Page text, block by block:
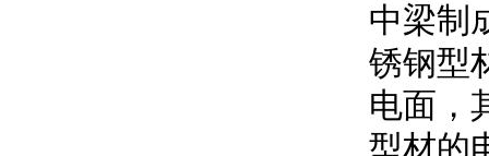
中梁制
锈钢型
电面，
型材的